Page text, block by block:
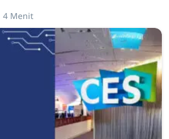
4 Menit